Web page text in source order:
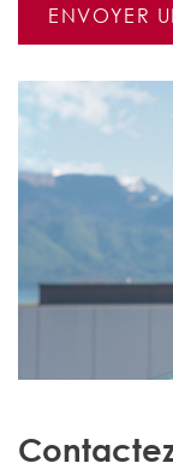
ENVOYER